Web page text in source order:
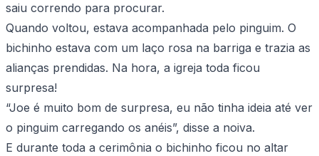
saiu correndo para procurar.
Quando voltou, estava acompanhada pelo pinguim. O
bichinho estava com um laço rosa na barriga e trazia as
alianças prendidas. Na hora, a igreja toda ficou
surpresa!
“Joe é muito bom de surpresa, eu não tinha ideia até ver
o pinguim carregando os anéis”, disse a noiva.
E durante toda a cerimônia o bichinho ficou no altar